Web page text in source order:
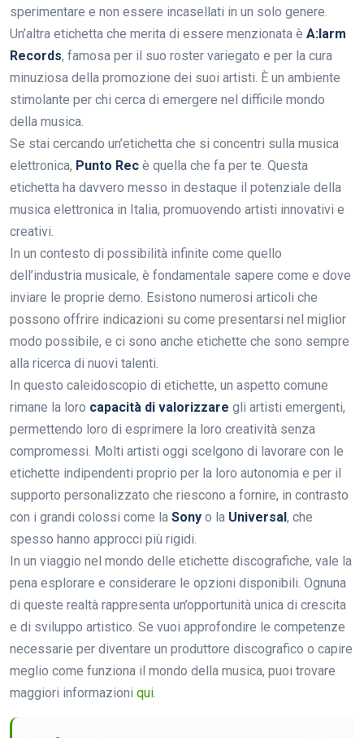
sperimentare e non essere incasellati in un solo genere.
Un’altra etichetta che merita di essere menzionata è A:larm
Records, famosa per il suo roster variegato e per la cura
minuziosa della promozione dei suoi artisti. È un ambiente
stimolante per chi cerca di emergere nel difficile mondo
della musica.
Se stai cercando un’etichetta che si concentri sulla musica
elettronica, Punto Rec è quella che fa per te. Questa
etichetta ha davvero messo in destaque il potenziale della
musica elettronica in Italia, promuovendo artisti innovativi e
creativi.
In un contesto di possibilità infinite come quello
dell’industria musicale, è fondamentale sapere come e dove
inviare le proprie demo. Esistono numerosi articoli che
possono offrire indicazioni su come presentarsi nel miglior
modo possibile, e ci sono anche etichette che sono sempre
alla ricerca di nuovi talenti.
In questo caleidoscopio di etichette, un aspetto comune
rimane la loro capacità di valorizzare gli artisti emergenti,
permettendo loro di esprimere la loro creatività senza
compromessi. Molti artisti oggi scelgono di lavorare con le
etichette indipendenti proprio per la loro autonomia e per il
supporto personalizzato che riescono a fornire, in contrasto
con i grandi colossi come la Sony o la Universal , che
spesso hanno approcci più rigidi.
In un viaggio nel mondo delle etichette discografiche, vale la
pena esplorare e considerare le opzioni disponibili. Ognuna
di queste realtà rappresenta un’opportunità unica di crescita
e di sviluppo artistico. Se vuoi approfondire le competenze
necessarie per diventare un produttore discografico o capire
meglio come funziona il mondo della musica, puoi trovare
maggiori informazioni qui.